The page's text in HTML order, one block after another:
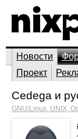
Новости
Проект
Cedega и
GNU/Linux, UNIX,